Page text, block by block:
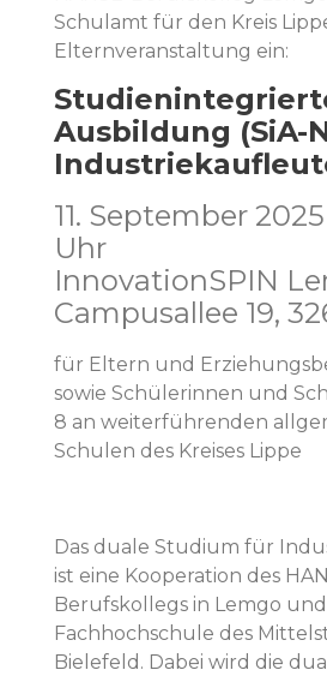
Schulamt für den Kreis
Elternveranstaltung ein:
Ausbildung (SiA-
11. September
Uhr
InnovationSPIN
Campusallee 19,
für Eltern und
sowie Schülerinnen und
8 an weiterführenden
Schulen des Kreises Lippe
Das duale Studium für
ist eine Kooperation des
Berufskollegs in Lemgo
Fachhochschule des
Bielefeld. Dabei wird die